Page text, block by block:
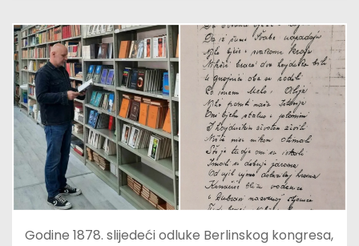
Godine 1878. slijedeći odluke Berlinskog kongresa,